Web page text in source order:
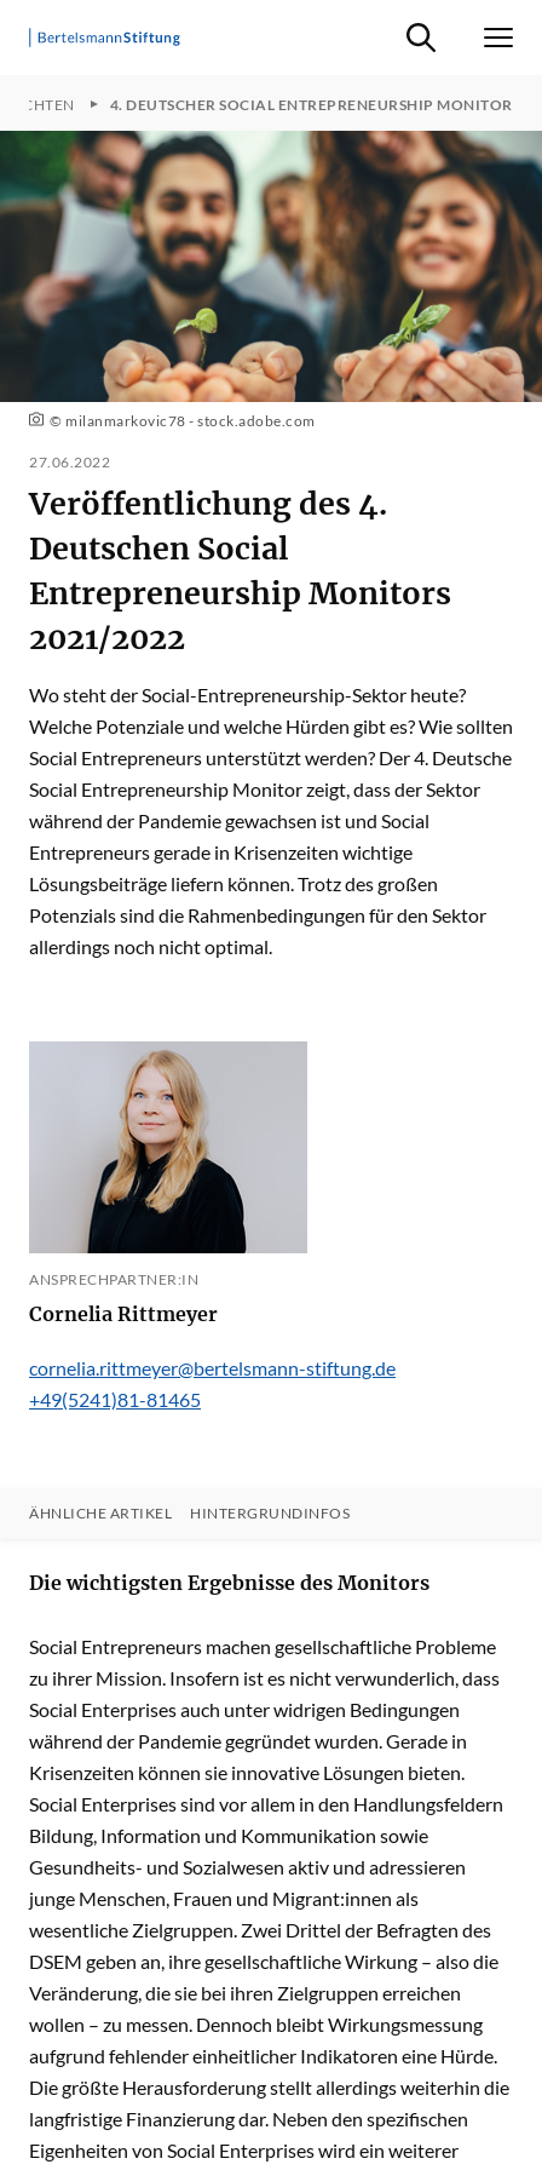
Suche ein-/
4. DEUTSCHER SOCIAL ENTREPRENEURSHIP MONITOR
© milanmarkovic78 - stock.adobe.com
27.06.2022
Veröffentlichung des 4.
Deutschen Social
Entrepreneurship Monitors
2021/2022
Wo steht der Social-Entrepreneurship-Sektor heute?
Welche Potenziale und welche Hürden gibt es? Wie sollten
Social Entrepreneurs unterstützt werden? Der 4. Deutsche
Social Entrepreneurship Monitor zeigt, dass der Sektor
während der Pandemie gewachsen ist und Social
Entrepreneurs gerade in Krisenzeiten wichtige
Lösungsbeiträge liefern können. Trotz des großen
Potenzials sind die Rahmenbedingungen für den Sektor
allerdings noch nicht optimal.
ANSPRECHPARTNER:IN
Cornelia Rittmeyer
cornelia.rittmeyer@bertelsmann-stiftung.de
+49(5241)81-81465
ÄHNLICHE ARTIKEL HINTERGRUNDINFOS
Die wichtigsten Ergebnisse des Monitors
Social Entrepreneurs machen gesellschaftliche Probleme
zu ihrer Mission. Insofern ist es nicht verwunderlich, dass
Social Enterprises auch unter widrigen Bedingungen
während der Pandemie gegründet wurden. Gerade in
Krisenzeiten können sie innovative Lösungen bieten.
Social Enterprises sind vor allem in den Handlungsfeldern
Bildung, Information und Kommunikation sowie
Gesundheits- und Sozialwesen aktiv und adressieren
junge Menschen, Frauen und Migrant:innen als
wesentliche Zielgruppen. Zwei Drittel der Befragten des
DSEM geben an, ihre gesellschaftliche Wirkung – also die
Veränderung, die sie bei ihren Zielgruppen erreichen
wollen – zu messen. Dennoch bleibt Wirkungsmessung
aufgrund fehlender einheitlicher Indikatoren eine Hürde.
Die größte Herausforderung stellt allerdings weiterhin die
langfristige Finanzierung dar. Neben den spezifischen
Eigenheiten von Social Enterprises wird ein weiterer